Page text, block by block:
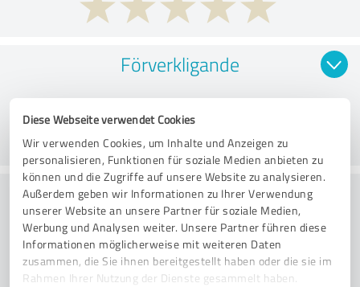
Diese Webseite verwendet Cookies
Wir verwenden Cookies, um Inhalte und Anzeigen zu
personalisieren, Funktionen für soziale Medien anbieten zu
können und die Zugriffe auf unsere Website zu analysieren.
Außerdem geben wir Informationen zu Ihrer Verwendung
unserer Website an unsere Partner für soziale Medien,
Werbung und Analysen weiter. Unsere Partner führen diese
Informationen möglicherweise mit weiteren Daten
zusammen, die Sie ihnen bereitgestellt haben oder die sie im
Rahmen Ihrer Nutzung der Dienste gesammelt haben.
Förverkligande
Rådgivning